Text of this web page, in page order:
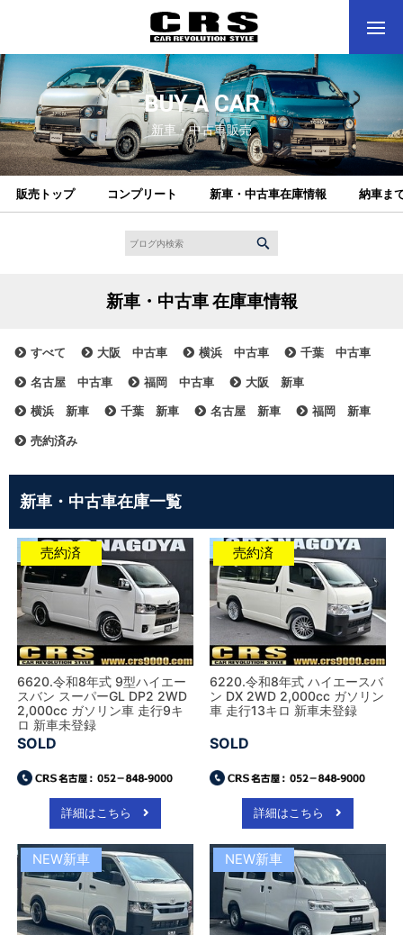
BUY A CAR
新車・中古車販売
販売トップ コンプリート 新車・中古車在庫情報 納車ま
新車・中古車 在庫車情報
すべて 大阪 中古車 横浜 中古車 千葉 中古車
名古屋 中古車 福岡 中古車 大阪 新車
横浜 新車 千葉 新車 名古屋 新車 福岡 新車
売約済み
新車・中古車在庫一覧
売約済
6620.令和8年式 9型ハイエー
スバン スーパーGL DP2 2WD
2,000cc ガソリン車 走行9キ
ロ 新車未登録
SOLD
詳細はこちら
売約済
6220.令和8年式 ハイエースバ
ン DX 2WD 2,000cc ガソリン
車 走行13キロ 新車未登録
SOLD
詳細はこちら
NEW新車 NEW新車